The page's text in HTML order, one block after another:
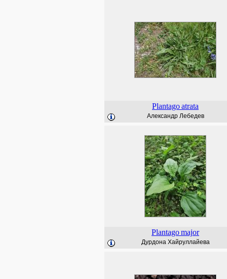
Plantagoatrata
Александр Лебедев
Plantagomajor
Дурдона Хайруллайева